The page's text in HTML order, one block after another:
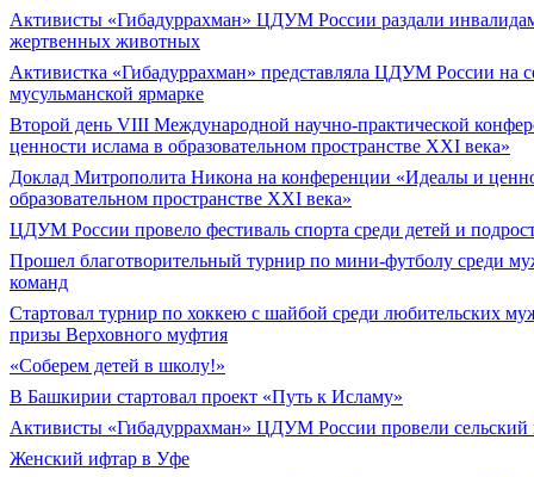
Активисты «Гибадуррахман» ЦДУМ России раздали
жертвенных животных
Активистка «Гибадуррахман» представляла ЦДУМ России на
мусульманской ярмарке
Второй день VIII Международной научно-практической
ценности ислама в образовательном пространстве XXI века»
Доклад Митрополита Никона на конференции «Идеалы и
образовательном пространстве XXI века»
ЦДУМ России провело фестиваль спорта среди детей и
Прошел благотворительный турнир по мини-футболу среди
команд
Cтартовал турнир по хоккею с шайбой среди любительских
призы Верховного муфтия
«Соберем детей в школу!»
В Башкирии стартовал проект «Путь к Исламу»
Активисты «Гибадуррахман» ЦДУМ России провели сельский
Женский ифтар в Уфе